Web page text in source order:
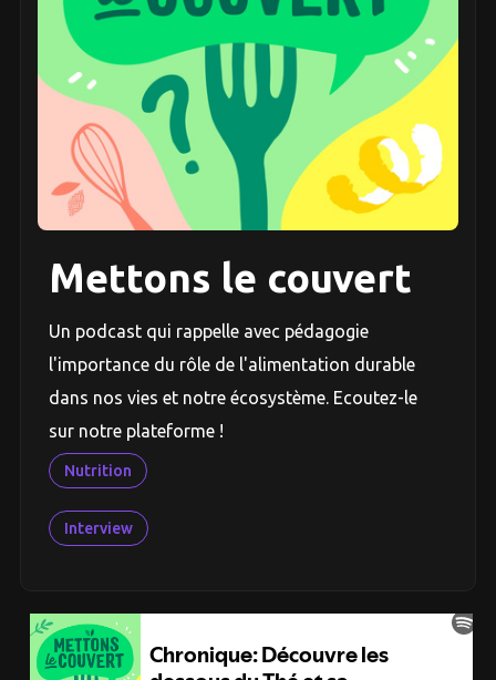
Mettons le couvert
Un podcast qui rappelle avec pédagogie
l'importance du rôle de l'alimentation durable
dans nos vies et notre écosystème. Ecoutez-le
sur notre plateforme !
Nutrition
Interview